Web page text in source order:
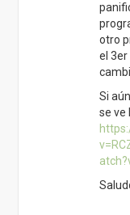
otro
el
Si
se ve